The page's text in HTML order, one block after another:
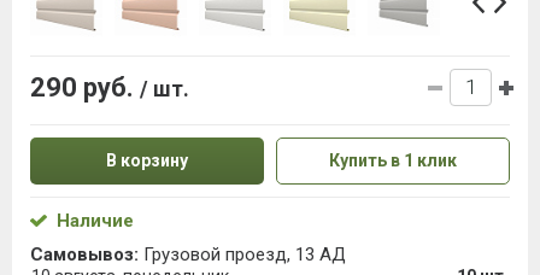
290 руб. / шт.
В корзину Купить в 1 клик
Наличие
Самовывоз: Грузовой проезд, 13 АД